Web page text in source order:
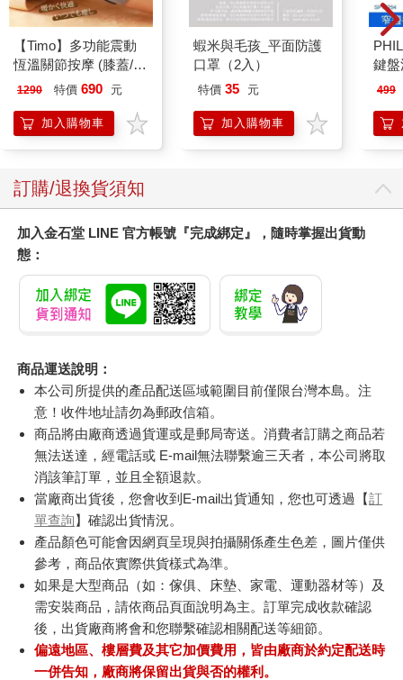
【Timo】多功能震動
恆溫關節按摩 (膝蓋/
肩/手肘通用) 無線充電
膝熱敷 【單入組】
1290 特價 690 元
加入購物車
蝦米與毛孩_平面防護
口罩（2入）
特價 35 元
加入購物車
鍵盤
499
訂購/退換貨須知
加入金石堂 LINE 官方帳號『完成綁定』，隨時掌握出貨動
態：
商品運送說明：
本公司所提供的產品配送區域範圍目前僅限台灣本島。注
意！收件地址請勿為郵政信箱。
商品將由廠商透過貨運或是郵局寄送。消費者訂購之商品若
無法送達，經電話或 E-mail無法聯繫逾三天者，本公司將取
消該筆訂單，並且全額退款。
當廠商出貨後，您會收到E-mail出貨通知，您也可透過【訂
單查詢】確認出貨情況。
產品顏色可能會因網頁呈現與拍攝關係產生色差，圖片僅供
參考，商品依實際供貨樣式為準。
如果是大型商品（如：傢俱、床墊、家電、運動器材等）及
需安裝商品，請依商品頁面說明為主。訂單完成收款確認
後，出貨廠商將會和您聯繫確認相關配送等細節。
偏遠地區、樓層費及其它加價費用，皆由廠商於約定配送時
一併告知，廠商將保留出貨與否的權利。